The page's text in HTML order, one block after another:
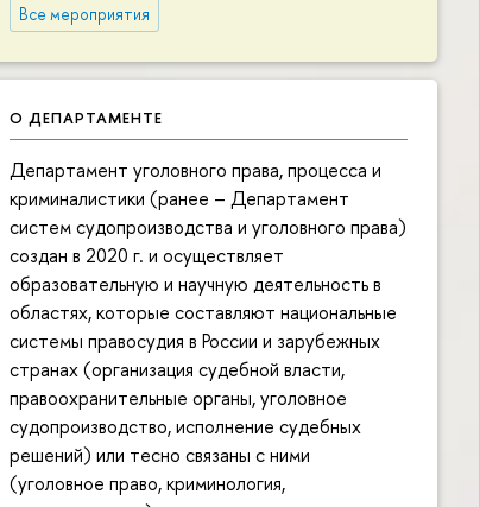
Все мероприятия
О ДЕПАРТАМЕНТЕ
Департамент уголовного права, процесса и
криминалистики (ранее – Департамент
систем судопроизводства и уголовного права)
создан в 2020 г. и осуществляет
образовательную и научную деятельность в
областях, которые составляют национальные
системы правосудия в России и зарубежных
странах (организация судебной власти,
правоохранительные органы, уголовное
судопроизводство, исполнение судебных
решений) или тесно связаны с ними
(уголовное право, криминология,